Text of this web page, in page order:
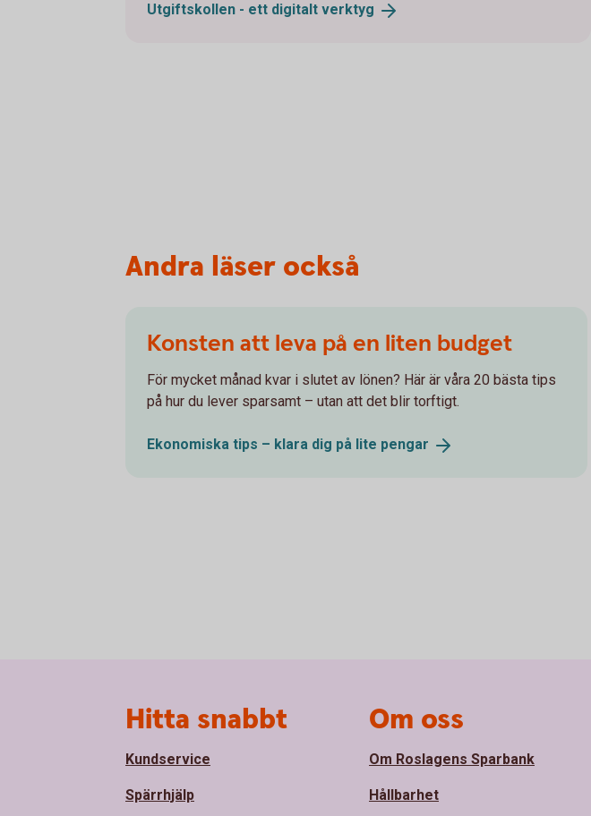
Utgiftskollen - ett digitalt verktyg
Andra läser också
Konsten att leva på en liten budget
För mycket månad kvar i slutet av lönen? Här är våra 20 bästa tips
på hur du lever sparsamt – utan att det blir torftigt.
Ekonomiska tips – klara dig på lite pengar
Hitta snabbt
Kundservice
Spärrhjälp
Om oss
Om Roslagens Sparbank
Hållbarhet